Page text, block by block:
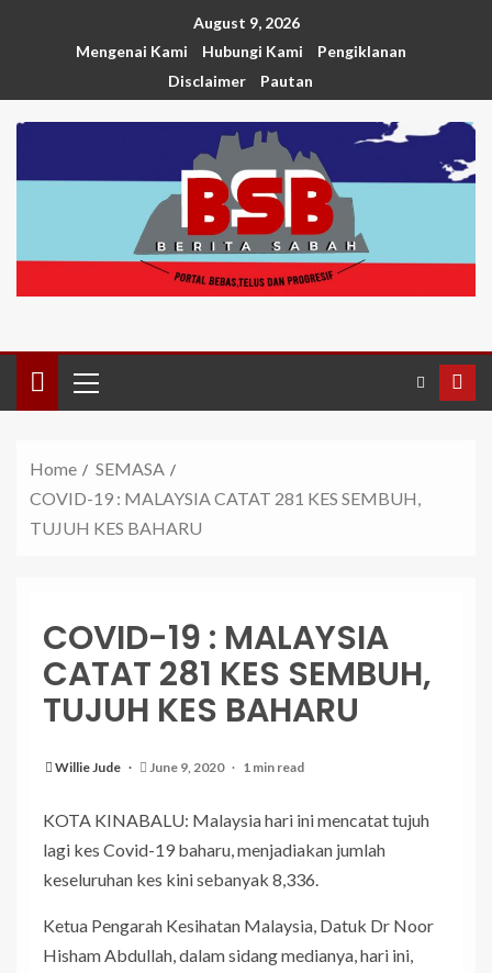
August 9, 2026
Mengenai Kami
Hubungi Kami
Pengiklanan
Disclaimer
Pautan
Home
SEMASA
COVID-19 : MALAYSIA CATAT 281 KES SEMBUH,
TUJUH KES BAHARU
COVID-19 : MALAYSIA
CATAT 281 KES SEMBUH,
TUJUH KES BAHARU
Willie Jude June 9, 2020 1 min read
KOTA KINABALU: Malaysia hari ini mencatat tujuh
lagi kes Covid-19 baharu, menjadiakan jumlah
keseluruhan kes kini sebanyak 8,336.
Ketua Pengarah Kesihatan Malaysia, Datuk Dr Noor
Hisham Abdullah, dalam sidang medianya, hari ini,